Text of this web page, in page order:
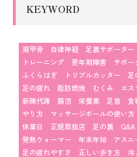
KEYWORD
肩甲骨 自律神経 足裏サポーター
トレーニング
更年期障害 サポー
ふくらはぎ
トリプルカッター 足
足の疲れ
脂肪燃焼 むくみ エス
新陳代謝
腸活 栄養素 足首 食
やり方
マッサージボールの使い方
休業日
正規取扱店 足の裏 Q&A
発熱ウォーマー
年末年始 アスニ
足の疲れやすさ
正しい歩き方 冷